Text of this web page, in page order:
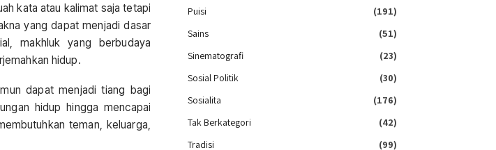
kata atau kalimat saja tetapi
yang dapat menjadi dasar
makhluk yang berbudaya
hidup.
dapat menjadi tiang bagi
hidup hingga mencapai
teman, keluarga,
Puisi
(191)
Sains
(51)
Sinematografi
(23)
Sosial Politik
(30)
Sosialita
(176)
Tak Berkategori
(42)
Tradisi
(99)